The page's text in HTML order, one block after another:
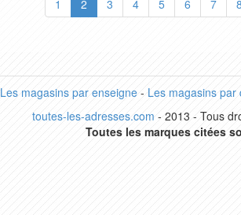
1 2 3 4 5 6 7
Les magasins par enseigne- Les magasins par
toutes-les-adresses.com - 2013 - Tous
Toutes les marques citées